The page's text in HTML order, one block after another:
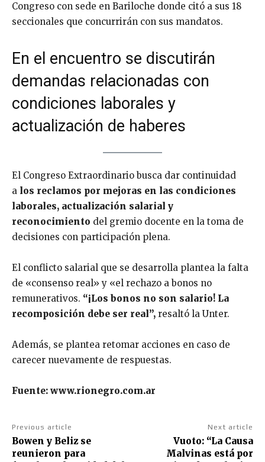
Congreso con sede en Bariloche donde citó a sus 18
seccionales que concurrirán con sus mandatos.
En el encuentro se discutirán
demandas relacionadas con
condiciones laborales y
actualización de haberes
El Congreso Extraordinario busca dar continuidad
a los reclamos por mejoras en las condiciones
laborales, actualización salarial y
reconocimiento del gremio docente en la toma de
decisiones con participación plena.
El conflicto salarial que se desarrolla plantea la falta
de «consenso real» y «el rechazo a bonos no
remunerativos. “¡Los bonos no son salario! La
recomposición debe ser real”, resaltó la Unter.
Además, se plantea retomar acciones en caso de
carecer nuevamente de respuestas.
Fuente: www.rionegro.com.ar
Previous article
Bowen y Beliz se
reunieron para
Next article
Vuoto: “La Causa
Malvinas está por